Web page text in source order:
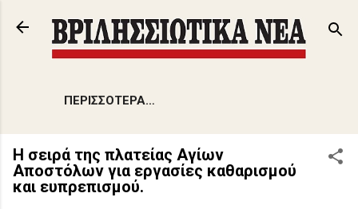
Μετάβαση στο κύριο περιεχόμενο
ΠΕΡΙΣΣΌΤΕΡΑ…
Η σειρά της πλατείας Αγίων
Αποστόλων για εργασίες καθαρισμού
και ευπρεπισμού.